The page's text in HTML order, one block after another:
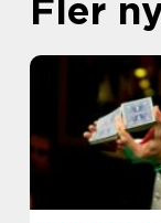
Fler